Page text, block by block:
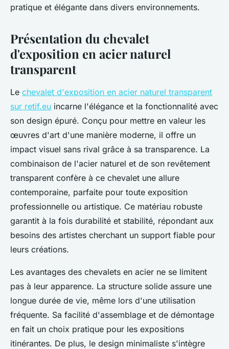
pratique et élégante dans divers environnements.
Présentation du chevalet
d'exposition en acier naturel
transparent
Le chevalet d'exposition en acier naturel transparent
sur retif.eu incarne l'élégance et la fonctionnalité avec
son design épuré. Conçu pour mettre en valeur les
œuvres d'art d'une manière moderne, il offre un
impact visuel sans rival grâce à sa transparence. La
combinaison de l'acier naturel et de son revêtement
transparent confère à ce chevalet une allure
contemporaine, parfaite pour toute exposition
professionnelle ou artistique. Ce matériau robuste
garantit à la fois durabilité et stabilité, répondant aux
besoins des artistes cherchant un support fiable pour
leurs créations.
Les avantages des chevalets en acier ne se limitent
pas à leur apparence. La structure solide assure une
longue durée de vie, même lors d'une utilisation
fréquente. Sa facilité d'assemblage et de démontage
en fait un choix pratique pour les expositions
itinérantes. De plus, le design minimaliste s'intègre